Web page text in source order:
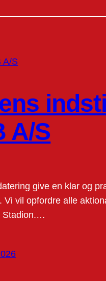
A/S
give en klar og
vil opfordre alle
Stadion.…